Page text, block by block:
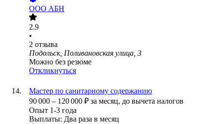
ООО АБН
2.9
•
2 отзыва
Подольск, Поливановская улица, 3
Можно без резюме
Откликнуться
Мастер по санитарному содержанию
90 000 – 120 000 ₽ за месяц, до вычета налогов
Опыт 1-3 года
Выплаты: Два раза в месяц